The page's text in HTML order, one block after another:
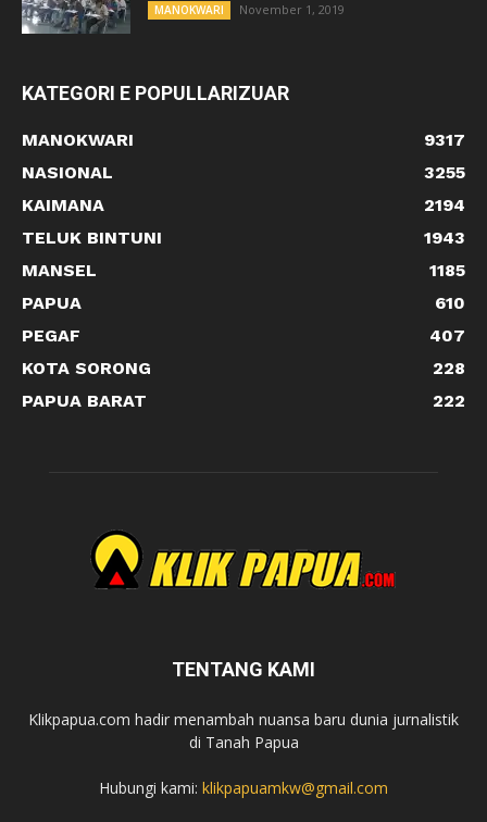
MANOKWARI November 1, 2019
KATEGORI E POPULLARIZUAR
MANOKWARI
9317
NASIONAL
3255
KAIMANA
2194
TELUK BINTUNI
1943
MANSEL
1185
PAPUA
610
PEGAF
407
KOTA SORONG
228
PAPUA BARAT
222
TENTANG KAMI
Klikpapua.com hadir menambah nuansa baru dunia jurnalistik
di Tanah Papua
Hubungi kami: klikpapuamkw@gmail.com